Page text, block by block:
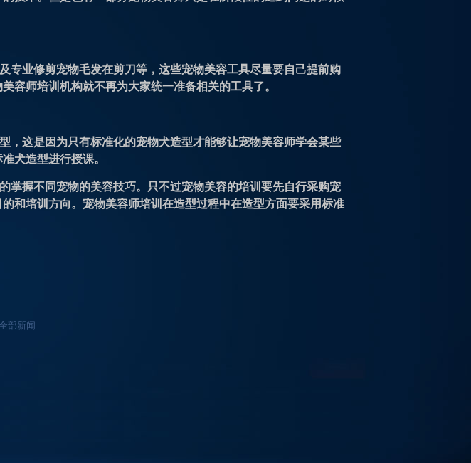
专业修剪宠物毛发在剪刀等，这些宠物美容工具尽量要自己提前购
容师培训机构就不再为大家统一准备相关的工具了。
，这是因为只有标准化的宠物犬造型才能够让宠物美容师学会某些
犬造型进行授课。
掌握不同宠物的美容技巧。只不过宠物美容的培训要先自行采购宠
和培训方向。宠物美容师培训在造型过程中在造型方面要采用标准
部新闻